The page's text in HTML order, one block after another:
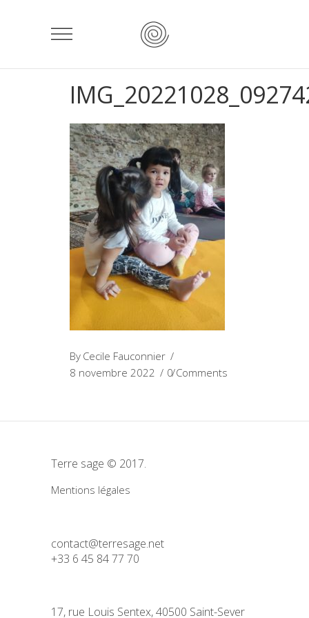
By Cecile Fauconnier
8 novembre 2022
0 Comments
Terre sage © 2017.
Mentions légales
contact@terresage.net
+33 6 45 84 77 70
17, rue Louis Sentex, 40500 Saint-Sever